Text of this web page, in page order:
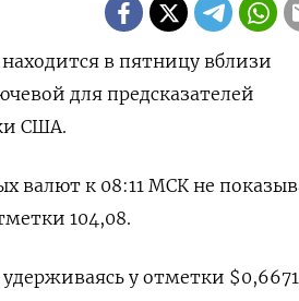
в пятницу вблизи
для предсказателей
США.
валют к 08:11 МСК не
104,08​.
у отметки